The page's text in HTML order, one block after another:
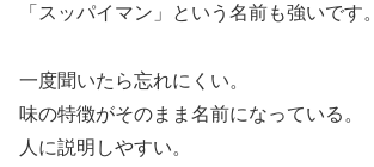
「スッパイマン」という名前も強いです。
一度聞いたら忘れにくい。
味の特徴がそのまま名前になっている。
人に説明しやすい。